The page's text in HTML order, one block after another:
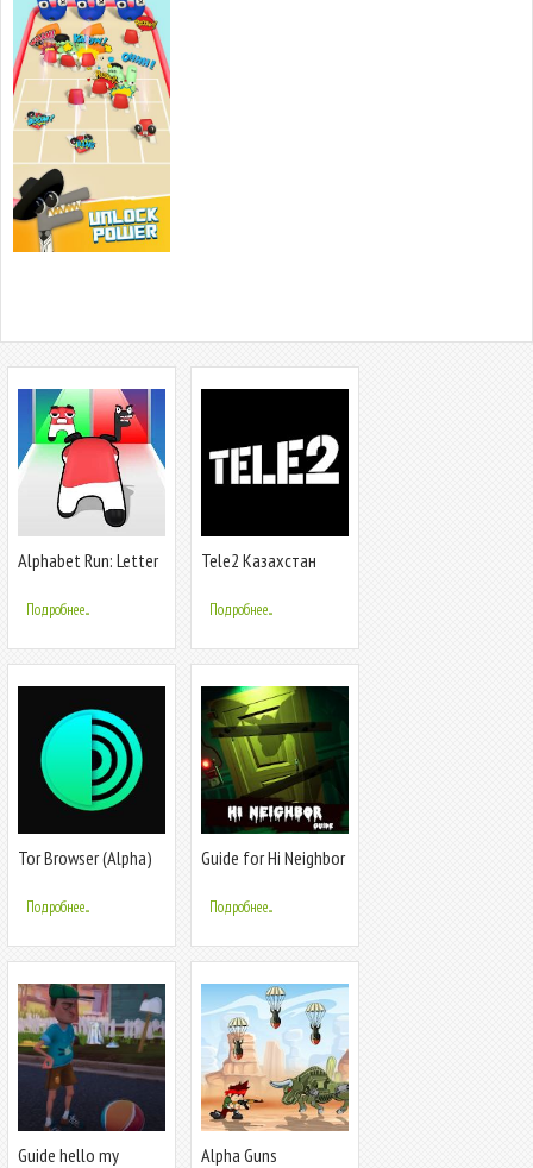
Alphabet Run: Letter
Подробнее...
Tele2 Казахстан
Подробнее...
Tor Browser (Alpha)
Подробнее...
Guide for Hi Neighbor
Подробнее...
Guide hello my
Alpha Guns